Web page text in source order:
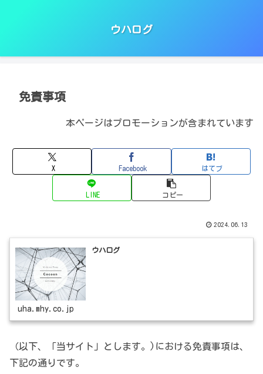
ウハログ
免責事項
本ページはプロモーションが含まれています
X Facebook はてブ
LINE コピー
2024.06.13
ウハログ
uha.mhy.co.jp
（以下、「当サイト」とします。)における免責事項は、
下記の通りです。